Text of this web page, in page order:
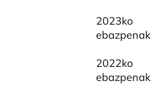
2023ko
ebazpenak
2022ko
ebazpenak